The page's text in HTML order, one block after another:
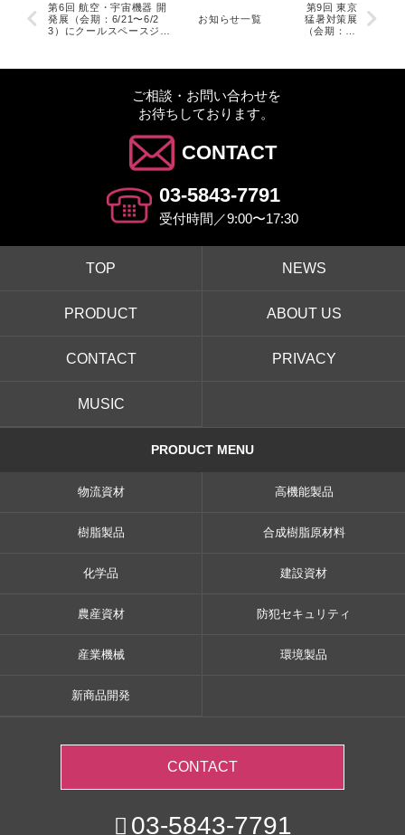
第6回 航空・宇宙機器 開
発展（会期：6/21〜6/2
3）にクールスペースジャ
お知らせ一覧
第9回 東京
猛暑対策展
（会期：20
ご相談・お問い合わせを
お待ちしております。
CONTACT
03-5843-7791
受付時間／9:00〜17:30
TOP NEWS
PRODUCT ABOUT US
CONTACT PRIVACY
MUSIC
PRODUCT MENU
物流資材 高機能製品
樹脂製品 合成樹脂原材料
化学品 建設資材
農産資材 防犯セキュリティ
産業機械 環境製品
新商品開発
CONTACT
03-5843-7791